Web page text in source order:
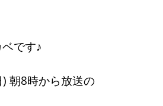
です♪
朝8時から放送の